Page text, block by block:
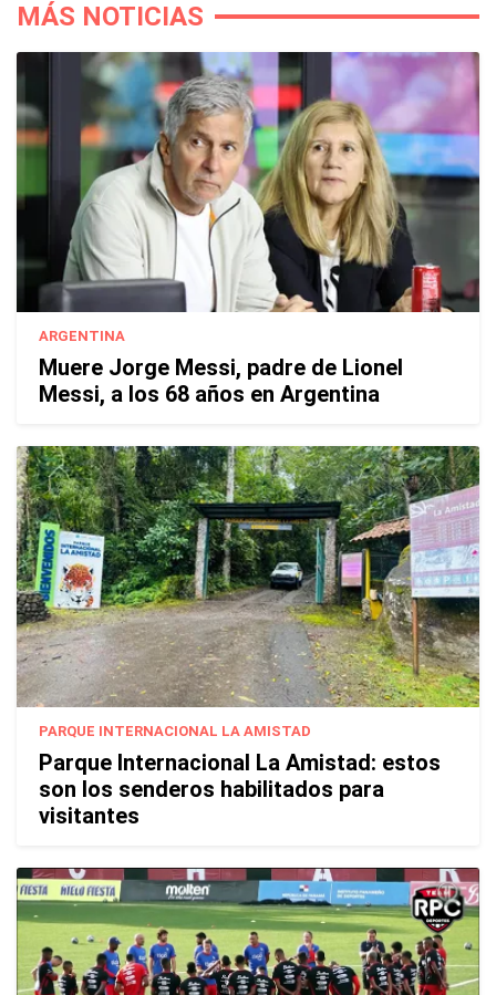
MÁS NOTICIAS
ARGENTINA
Muere Jorge Messi, padre de Lionel
Messi, a los 68 años en Argentina
PARQUE INTERNACIONAL LA AMISTAD
Parque Internacional La Amistad: estos
son los senderos habilitados para
visitantes